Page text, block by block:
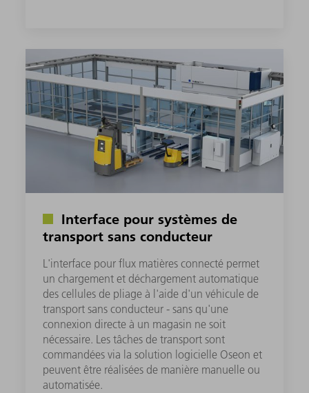
Interface pour systèmes de
transport sans conducteur
L'interface pour flux matières connecté permet
un chargement et déchargement automatique
des cellules de pliage à l'aide d'un véhicule de
transport sans conducteur - sans qu'une
connexion directe à un magasin ne soit
nécessaire. Les tâches de transport sont
commandées via la solution logicielle Oseon et
peuvent être réalisées de manière manuelle ou
automatisée.